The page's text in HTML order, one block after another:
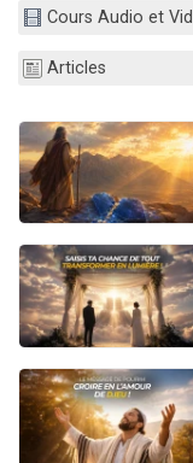
Cours Audio et
Articles